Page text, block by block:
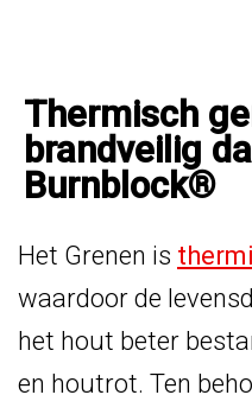
Thermisch
brandveilig
Burnblock®
Het Grenen is
waardoor de
het hout beter
en houtrot. Ten